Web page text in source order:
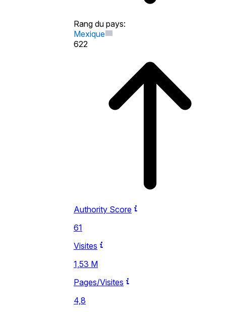
Rang du pays:
Mexique
622
Authority Score
61
Visites
1,53 M
Pages/Visites
4,8